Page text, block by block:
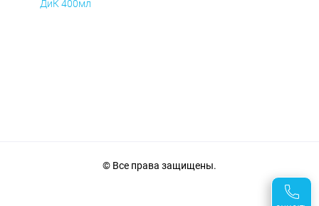
ДиК 400мл
© Все права защищены.